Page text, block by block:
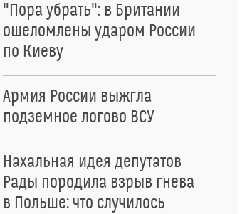
"Пора убрать": в Британии
ошеломлены ударом России
по Киеву
Армия России выжгла
подземное логово ВСУ
Нахальная идея депутатов
Рады породила взрыв гнева
в Польше: что случилось